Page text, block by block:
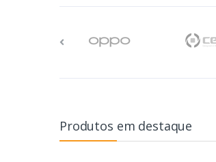
Produtos em destaque